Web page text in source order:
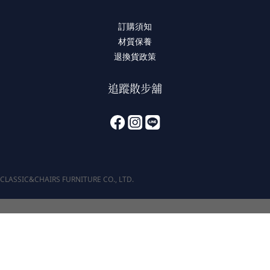
訂購須知
材質保養
退換貨政策
追蹤散步舖
CLASSIC&CHAIRS FURNITURE CO., LTD.